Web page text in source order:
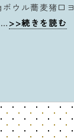
ウル蕎麦猪口ヨ
… >>続きを読む